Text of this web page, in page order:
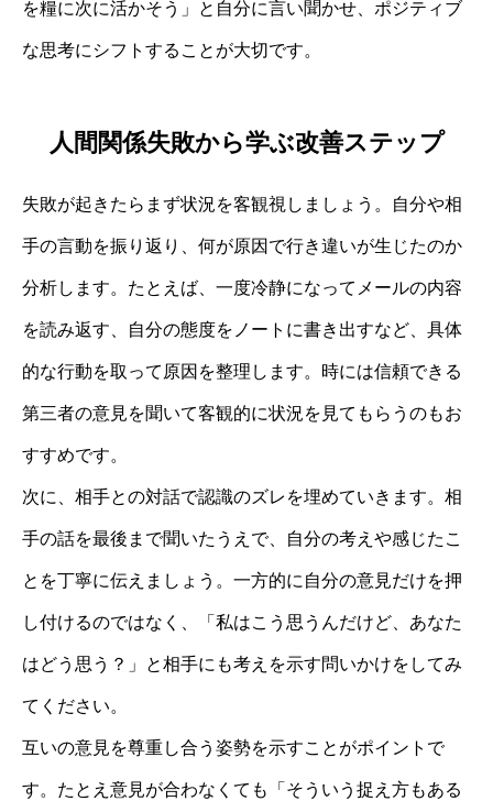
を糧に次に活かそう」と自分に言い聞かせ、ポジティブ
な思考にシフトすることが大切です。
人間関係失敗から学ぶ改善ステップ
失敗が起きたらまず状況を客観視しましょう。自分や相
手の言動を振り返り、何が原因で行き違いが生じたのか
分析します。たとえば、一度冷静になってメールの内容
を読み返す、自分の態度をノートに書き出すなど、具体
的な行動を取って原因を整理します。時には信頼できる
第三者の意見を聞いて客観的に状況を見てもらうのもお
すすめです。
次に、相手との対話で認識のズレを埋めていきます。相
手の話を最後まで聞いたうえで、自分の考えや感じたこ
とを丁寧に伝えましょう。一方的に自分の意見だけを押
し付けるのではなく、「私はこう思うんだけど、あなた
はどう思う？」と相手にも考えを示す問いかけをしてみ
てください。
互いの意見を尊重し合う姿勢を示すことがポイントで
す。たとえ意見が合わなくても「そういう捉え方もある